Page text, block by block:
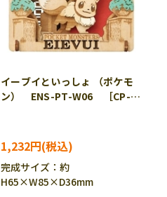
イーブイといっしょ （ポケモ
ン） ENS-PT-W06 ［CP-
1,232円
完成サイズ：約
H65×W85×D36mm